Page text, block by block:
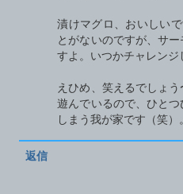
漬けマグロ、おいしい
とがないのですが、サ
すよ。いつかチャレン
えひめ、笑えるでしょ
遊んでいるので、ひと
しまう我が家です（笑）
返信